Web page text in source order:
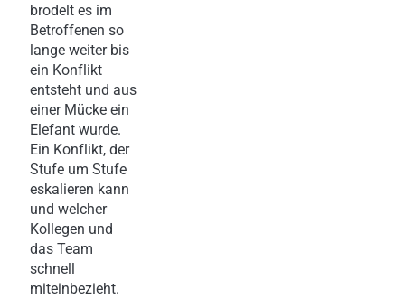
brodelt es im
Betroffenen so
lange weiter bis
ein Konflikt
entsteht und aus
einer Mücke ein
Elefant wurde.
Ein Konflikt, der
Stufe um Stufe
eskalieren kann
und welcher
Kollegen und
das Team
schnell
miteinbezieht.